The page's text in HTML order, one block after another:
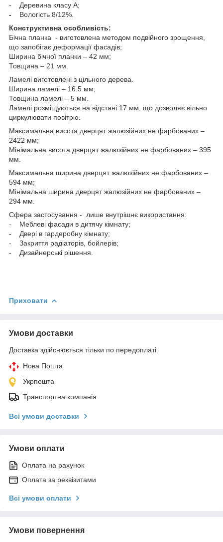
- Деревина класу А;
- Вологість 8/12%.
Конструктивна особливість:
Бічна планка - виготовлена методом подвійного зрощення,
що запобігає деформації фасадів;
Ширина бічної планки – 42 мм;
Товщина – 21 мм.
Ламелі виготовлені з цільного дерева.
Ширина ламелі – 16.5 мм;
Товщина ламелі – 5 мм.
Ламелі розміщуються на відстані 17 мм, що дозволяє вільно
циркулювати повітрю.
Максимальна висота дверцят жалюзійних не фарбованих –
2422 мм;
Мінімальна висота дверцят жалюзійних не фарбованих – 395
мм.
Максимальна ширина дверцят жалюзійних не фарбованих –
594 мм;
Мінімальна ширина дверцят жалюзійних не фарбованих –
294 мм.
Сфера застосування - лише внутрішнє використання:
- Меблеві фасади в дитячу кімнату;
- Двері в гардеробну кімнату;
- Закриття радіаторів, бойлерів;
- Дизайнерські рішення.
Приховати
Умови доставки
Доставка здійснюється тільки по передоплаті.
Нова Пошта
Укрпошта
Транспортна компанія
Всі умови доставки
Умови оплати
Оплата на рахунок
Оплата за реквізитами
Всі умови оплати
Умови повернення